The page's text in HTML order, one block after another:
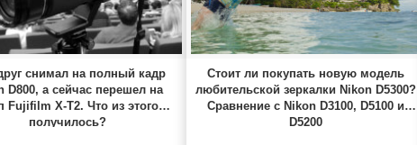
снимал на полный кадр
D800, а сейчас перешел на
Fujifilm X-T2. Что из этого
получилось?
Стоит ли покупать новую модель
любительской зеркалки Nikon D5300?
Сравнение с Nikon D3100, D5100 и
D5200